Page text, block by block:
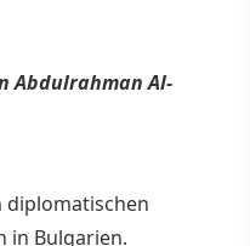
Abdulrahman Al-
in Bulgarien.